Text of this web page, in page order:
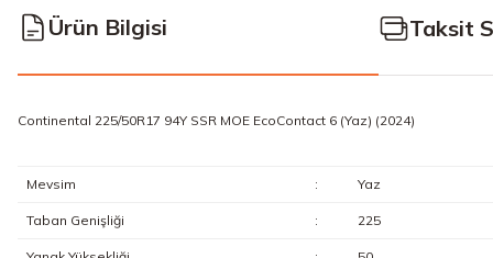
Ürün Bilgisi Taksit
Continental 225/50R17 94Y SSR MOE EcoContact 6 (Yaz) (2024)
Mevsim : Yaz
Taban Genişliği : 225